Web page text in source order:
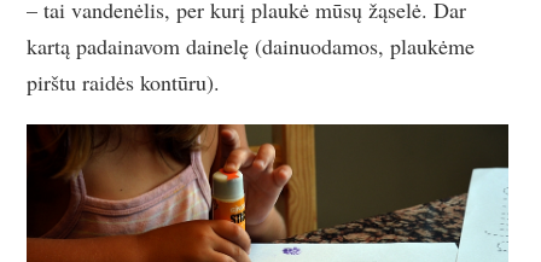
– tai vandenėlis, per kurį plaukė mūsų žąselė. Dar
kartą padainavom dainelę (dainuodamos, plaukėme
pirštu raidės kontūru).